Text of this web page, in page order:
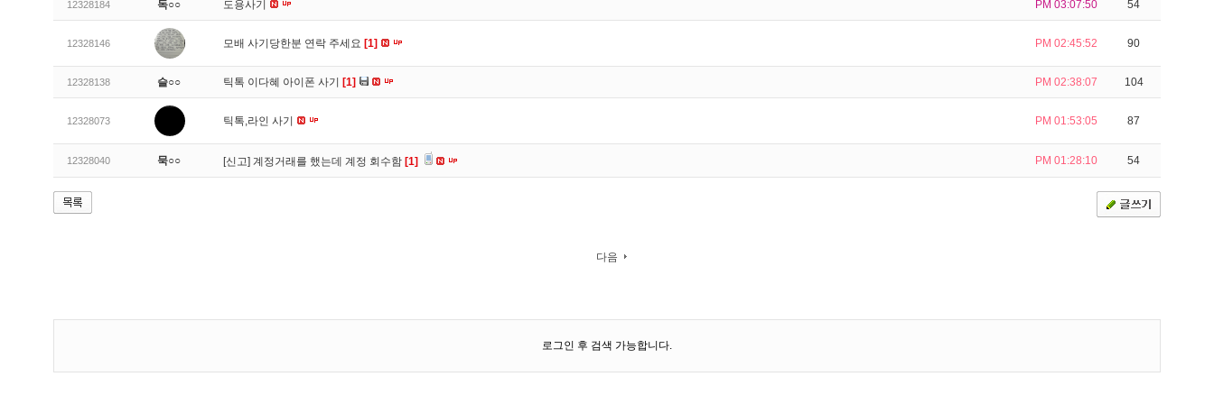
12328184 독○○ 도용사기 PM 03:07:50 54
12328146 모배 사기당한분 연락 주세요 [1] PM 02:45:52 90
12328138 슬○○ 틱톡 이다혜 아이폰 사기 [1] PM 02:38:07 104
12328073 틱톡,라인 사기 PM 01:53:05 87
12328040 묵○○ [신고] 계정거래를 했는데 계정 회수함 [1] PM 01:28:10 54
다음
로그인 후 검색 가능합니다.